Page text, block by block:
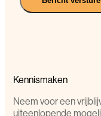
Kennismaken
Neem voor een
uiteenlopende